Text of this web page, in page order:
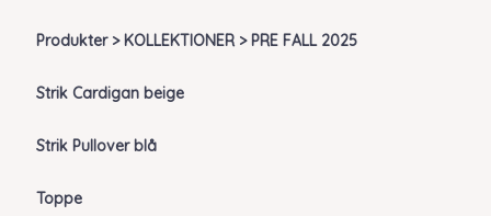
Produkter > KOLLEKTIONER > PRE FALL 2025
Strik Cardigan beige
Strik Pullover blå
Toppe